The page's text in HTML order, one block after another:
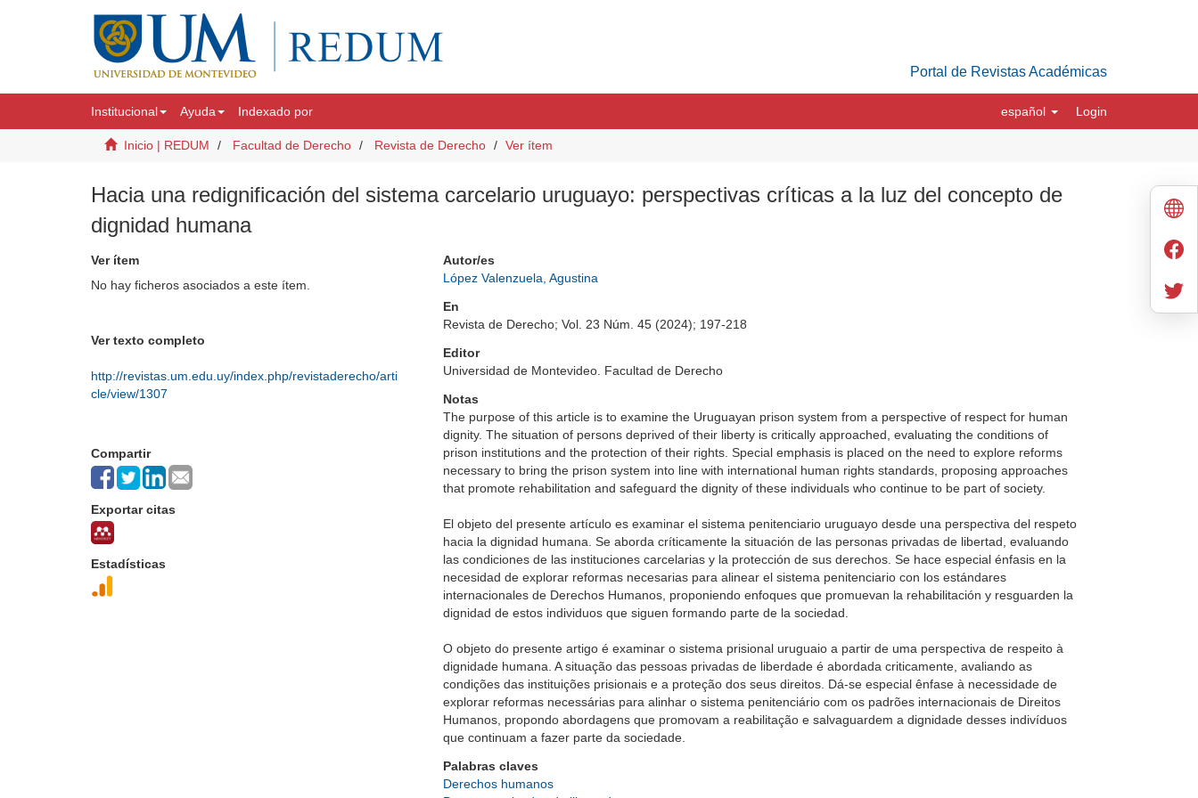
Portal de Revistas Académicas
Institucional Ayuda Indexado por español Login
Inicio | REDUM Facultad de Derecho Revista de Derecho Ver ítem
Hacia una redignificación del sistema carcelario uruguayo: perspectivas críticas a la luz del concepto de
dignidad humana
Ver ítem
No hay ficheros asociados a este ítem.
Ver texto completo
http://revistas.um.edu.uy/index.php/revistaderecho/arti
cle/view/1307
Compartir
Exportar citas
Estadísticas
Autor/es
López Valenzuela, Agustina
En
Revista de Derecho; Vol. 23 Núm. 45 (2024); 197-218
Editor
Universidad de Montevideo. Facultad de Derecho
Notas
The purpose of this article is to examine the Uruguayan prison system from a perspective of respect for human
dignity. The situation of persons deprived of their liberty is critically approached, evaluating the conditions of
prison institutions and the protection of their rights. Special emphasis is placed on the need to explore reforms
necessary to bring the prison system into line with international human rights standards, proposing approaches
that promote rehabilitation and safeguard the dignity of these individuals who continue to be part of society.
El objeto del presente artículo es examinar el sistema penitenciario uruguayo desde una perspectiva del respeto
hacia la dignidad humana. Se aborda críticamente la situación de las personas privadas de libertad, evaluando
las condiciones de las instituciones carcelarias y la protección de sus derechos. Se hace especial énfasis en la
necesidad de explorar reformas necesarias para alinear el sistema penitenciario con los estándares
internacionales de Derechos Humanos, proponiendo enfoques que promuevan la rehabilitación y resguarden la
dignidad de estos individuos que siguen formando parte de la sociedad.
O objeto do presente artigo é examinar o sistema prisional uruguaio a partir de uma perspectiva de respeito à
dignidade humana. A situação das pessoas privadas de liberdade é abordada criticamente, avaliando as
condições das instituições prisionais e a proteção dos seus direitos. Dá-se especial ênfase à necessidade de
explorar reformas necessárias para alinhar o sistema penitenciário com os padrões internacionais de Direitos
Humanos, propondo abordagens que promovam a reabilitação e salvaguardem a dignidade desses indivíduos
que continuam a fazer parte da sociedade.
Palabras claves
Derechos humanos